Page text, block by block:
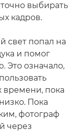
выбирать
кадров.
свет попал на
и помог
Это означало,
времени, пока
Пока
фотограф
через